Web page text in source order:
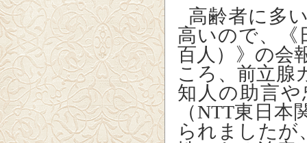
高齢者に多
高いので、《
百人）》の会
ころ、前立腺
知人の助言
（NTT東日本
られましたが